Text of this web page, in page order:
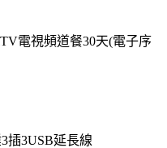
電視頻道餐30天(電子序
插3USB延長線